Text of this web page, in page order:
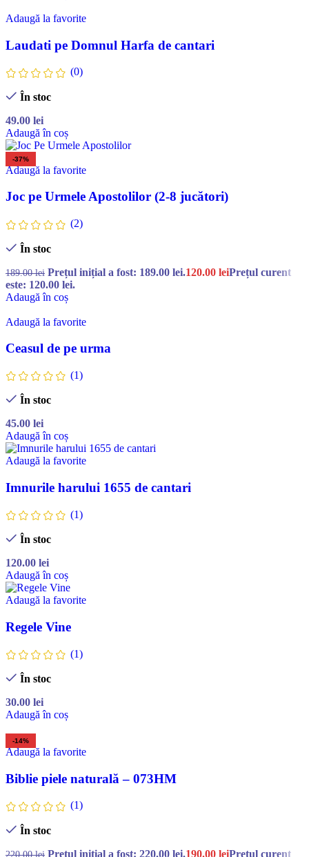
Adaugă la favorite
Laudati pe Domnul Harfa de cantari
(0)
În stoc
49.00 lei
Adaugă în coș
-37%
Adaugă la favorite
Joc pe Urmele Apostolilor (2-8 jucători)
(2)
În stoc
189.00lei Prețul inițial a fost: 189.00 lei.120.00 leiPrețul curent
este: 120.00 lei.
Adaugă în coș
Adaugă la favorite
Ceasul de pe urma
(1)
În stoc
45.00 lei
Adaugă în coș
Adaugă la favorite
Imnurile harului 1655 de cantari
(1)
În stoc
120.00 lei
Adaugă în coș
Adaugă la favorite
Regele Vine
(1)
În stoc
30.00 lei
Adaugă în coș
-14%
Adaugă la favorite
Biblie piele naturală – 073HM
(1)
În stoc
220.00lei Prețul inițial a fost: 220.00 lei.190.00 leiPrețul curent